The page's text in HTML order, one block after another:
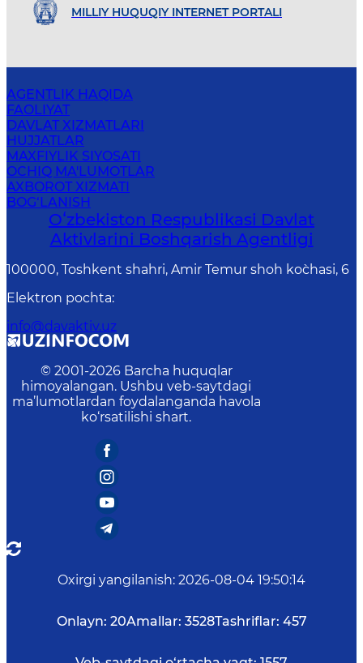
MILLIY HUQUQIY INTERNET PORTALI
AGENTLIK HAQIDA
FAOLIYAT
DAVLAT XIZMATLARI
HUJJATLAR
MAXFIYLIK SIYOSATI
OCHIQ MA'LUMOTLAR
AXBOROT XIZMATI
BOG‘LANISH
Oʻzbekiston Respublikasi Davlat
Aktivlarini Boshqarish Agentligi
100000, Toshkent shahri, Amir Temur shoh ko`chasi, 6
Elektron pochta:
info@davaktiv.uz
© 2001-2026 Barcha huquqlar
himoyalangan. Ushbu veb-saytdagi
ma’lumotlardan foydalanganda havola
ko‘rsatilishi shart.
Oxirgi yangilanish: 2026-08-04 19:50:14
Onlayn: 20Amallar: 3528Tashriflar: 457